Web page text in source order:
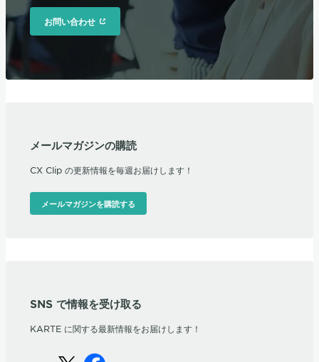
お問い合わせ
メールマガジンの購読
CX Clip の更新情報を毎週お届けします！
メールマガジンを購読する
SNS で情報を受け取る
KARTE に関する最新情報をお届けします！